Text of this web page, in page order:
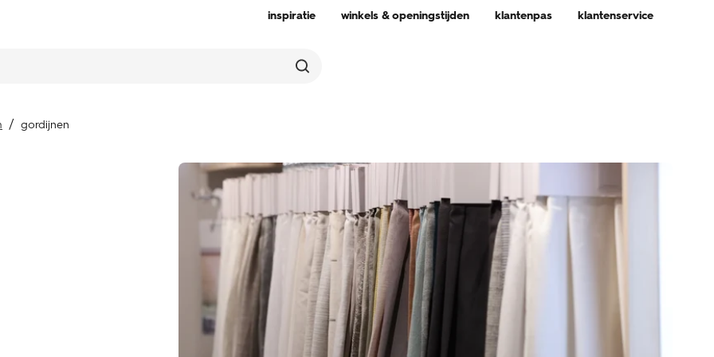
inspiratie winkels & openingstijden klantenpas klantenservice
gordijnen